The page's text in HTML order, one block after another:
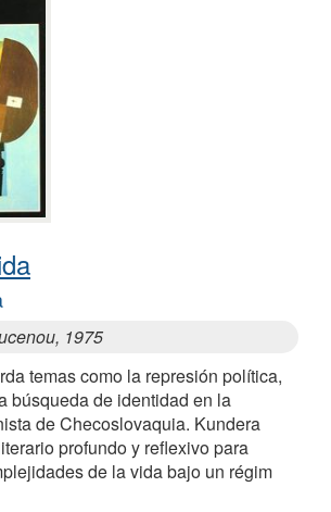
1975
temas como la represión política,
búsqueda de identidad en la
de Checoslovaquia. Kundera
profundo y reflexivo para
de la vida bajo un régim